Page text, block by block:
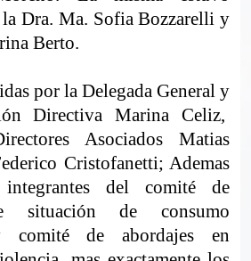
la Dra. Ma. Sofia Bozzarelli y
Berto.
por la Delegada General y
Directiva Marina Celiz,
Asociados Matias
Cristofanetti; Ademas
del comité de
situación de consumo
comité de abordajes en